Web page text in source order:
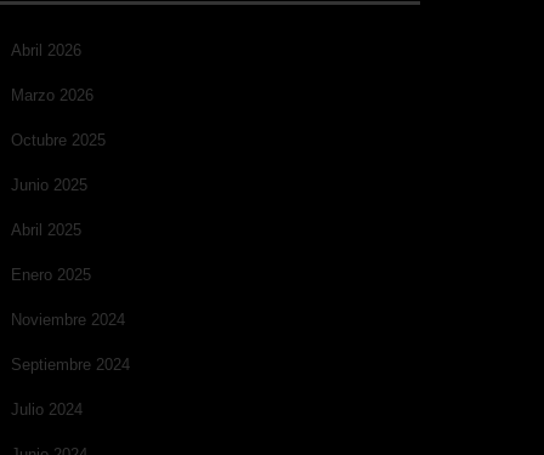
Abril 2026
Marzo 2026
Octubre 2025
Junio 2025
Abril 2025
Enero 2025
Noviembre 2024
Septiembre 2024
Julio 2024